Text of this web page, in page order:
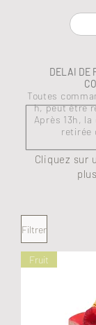
DELAI DE
Toutes
h, peut être
Après 13h,
retirée
Cliquez sur
Filtrer
Fruit